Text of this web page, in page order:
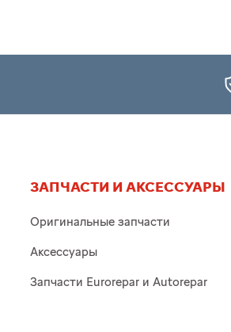
ЗАПЧАСТИ И АКСЕССУАРЫ
Оригинальные запчасти
Аксессуары
Запчасти Eurorepar и Autorepar